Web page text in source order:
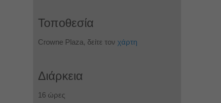
Τοποθεσία
Crowne Plaza, δείτε τον χάρτη
Διάρκεια
16 ώρες